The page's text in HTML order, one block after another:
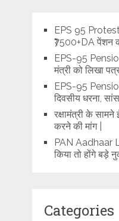
EPS 95 Protest:
₹7500+DA पेंशन
EPS-95
मंत्री को लिखा
EPS-95
दिवसीय धरना,
रक्षामंत्री के
करने की मांग |
PAN Aadhaar
किया तो होंगे बड़े
Categories